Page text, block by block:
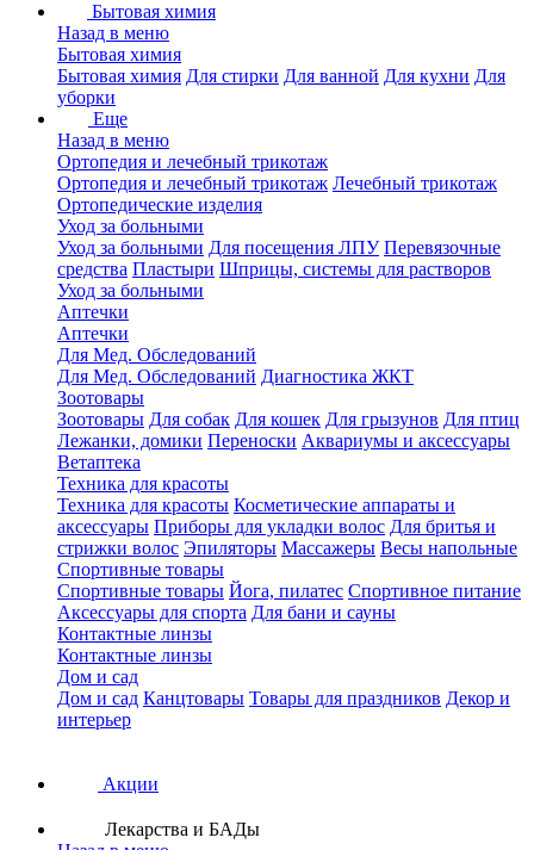
Бытовая химия
Назад в меню
Бытовая химия
Бытовая химия Для стирки Для ванной Для кухни Для
уборки
Еще
Назад в меню
Ортопедия и лечебный трикотаж
Ортопедия и лечебный трикотаж Лечебный трикотаж
Ортопедические изделия
Уход за больными
Уход за больными Для посещения ЛПУ Перевязочные
средства Пластыри Шприцы, системы для растворов
Уход за больными
Аптечки
Аптечки
Для Мед. Обследований
Для Мед. Обследований Диагностика ЖКТ
Зоотовары
Зоотовары Для собак Для кошек Для грызунов Для птиц
Лежанки, домики Переноски Аквариумы и аксессуары
Ветаптека
Техника для красоты
Техника для красоты Косметические аппараты и
аксессуары Приборы для укладки волос Для бритья и
стрижки волос Эпиляторы Массажеры Весы напольные
Спортивные товары
Спортивные товары Йога, пилатес Спортивное питание
Аксессуары для спорта Для бани и сауны
Контактные линзы
Контактные линзы
Дом и сад
Дом и сад Канцтовары Товары для праздников Декор и
интерьер
Акции
Лекарства и БАДы